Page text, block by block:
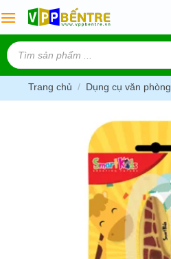
to
content
Tìm
kiếm
sản
phẩm
Trang chủ / Dụng cụ văn phòng